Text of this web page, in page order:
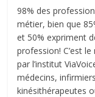
98% des
métier, bien que
et 50% expriment
profession! C’est
par l’institut
médecins,
kinésithérapeutes